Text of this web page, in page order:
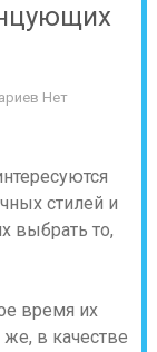
Нет
стилей и
выбрать то,
время их
в качестве